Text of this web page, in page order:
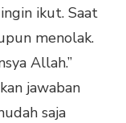
ikut. Saat
menolak.
Allah.”
jawaban
saja